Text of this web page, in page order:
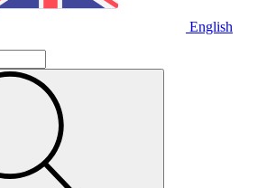
English